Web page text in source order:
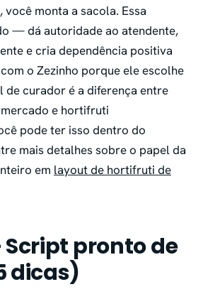
você monta a sacola. Essa
— dá autoridade ao atendente,
e cria dependência positiva
o Zezinho porque ele escolhe
de curador é a diferença entre
e hortifruti
pode ter isso dentro do
mais detalhes sobre o papel da
em layout de hortifruti de
Script pronto de
dicas)